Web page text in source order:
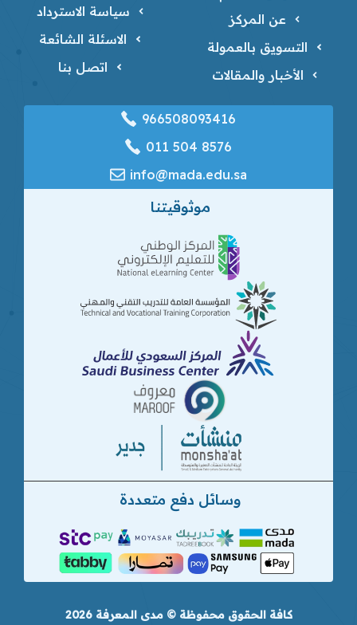
عن المركز
التسويق بالعمولة
الأخبار والمقالات
سياسة الاسترداد
الاسئلة الشائعة
اتصل بنا
966508093416
‎011 504 8576
info@mada.edu.sa
موثوقيتنا
وسائل دفع متعددة
كافة الحقوق محفوظة © مدى المعرفة 2026